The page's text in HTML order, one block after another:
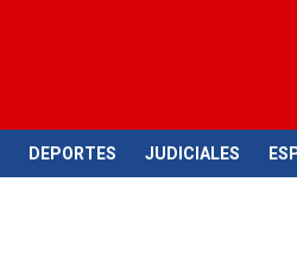
DEPORTES JUDICIALES